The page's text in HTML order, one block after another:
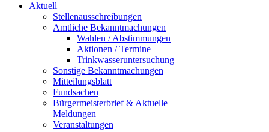
Aktuell
Stellenausschreibungen
Amtliche Bekanntmachungen
Wahlen / Abstimmungen
Aktionen / Termine
Trinkwasseruntersuchung
Sonstige Bekanntmachungen
Mitteilungsblatt
Fundsachen
Bürgermeisterbrief & Aktuelle
Meldungen
Veranstaltungen